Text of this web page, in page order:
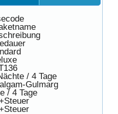
/ 4 Tage
Gulmarg
/ 4 Tage